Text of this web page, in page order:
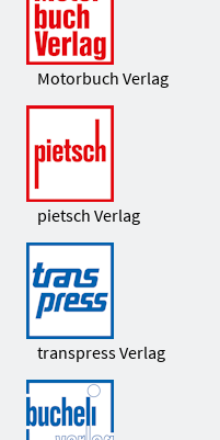
Motorbuch Verlag
pietsch Verlag
transpress Verlag